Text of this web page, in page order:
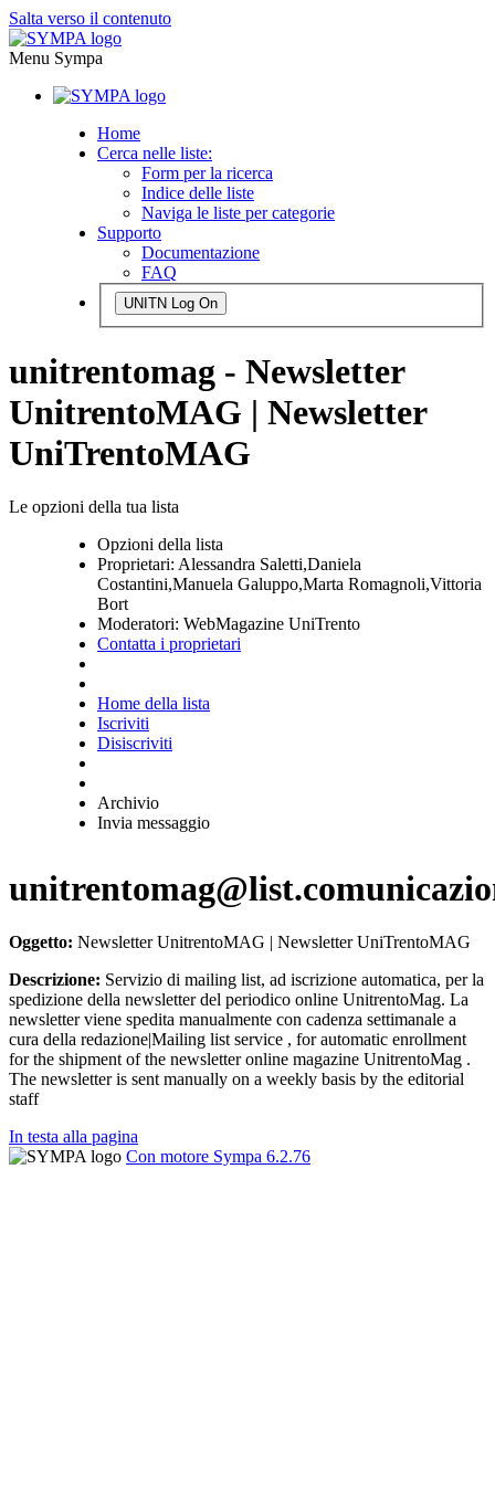
Salta verso il contenuto
Menu Sympa
Home
Cerca nelle liste:
Form per la ricerca
Indice delle liste
Naviga le liste per categorie
Supporto
Documentazione
FAQ
UNITN Log On
unitrentomag - Newsletter
UnitrentoMAG | Newsletter
UniTrentoMAG
Le opzioni della tua lista
Opzioni della lista
Proprietari: Alessandra Saletti,Daniela
Costantini,Manuela Galuppo,Marta Romagnoli,Vittoria
Bort
Moderatori: WebMagazine UniTrento
Contatta i proprietari
Home della lista
Iscriviti
Disiscriviti
Archivio
Invia messaggio
Oggetto: Newsletter UnitrentoMAG | Newsletter UniTrentoMAG
Descrizione: Servizio di mailing list, ad iscrizione automatica, per la
spedizione della newsletter del periodico online UnitrentoMag. La
newsletter viene spedita manualmente con cadenza settimanale a
cura della redazione|Mailing list service , for automatic enrollment
for the shipment of the newsletter online magazine UnitrentoMag .
The newsletter is sent manually on a weekly basis by the editorial
staff
In testa alla pagina
Con motore Sympa 6.2.76